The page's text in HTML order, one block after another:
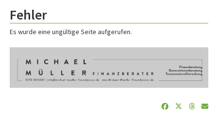
Fehler
Es wurde eine ungültige Seite aufgerufen.